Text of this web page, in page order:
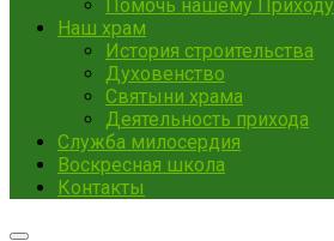
Помочь нашему Приходу
Наш храм
История строительства
Духовенство
Святыни храма
Деятельность прихода
Служба милосердия
Воскресная школа
Контакты